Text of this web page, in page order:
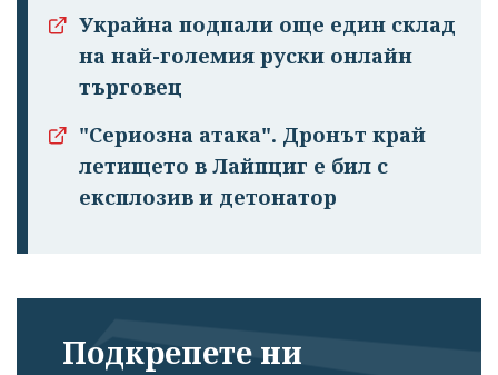
Украйна подпали още един склад
на най-големия руски онлайн
търговец
"Сериозна атака". Дронът край
летището в Лайпциг е бил с
експлозив и детонатор
Подкрепете ни